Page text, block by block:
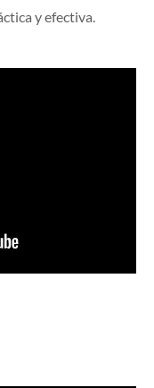
y efectiva.